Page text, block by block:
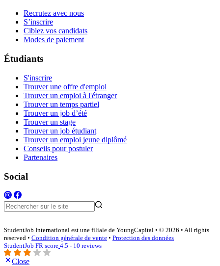
Recrutez avec nous
S’inscrire
Ciblez vos candidats
Modes de paiement
Étudiants
S'inscrire
Trouver une offre d'emploi
Trouver un emploi à l'étranger
Trouver un temps partiel
Trouver un job d’été
Trouver un stage
Trouver un job étudiant
Trouver un emploi jeune diplômé
Conseils pour postuler
Partenaires
Social
StudentJob International est une filiale de YoungCapital • © 2026 • All rights
reserved • Condition générale de vente • Protection des données
StudentJob FR score 4.5 - 10 reviews
Close